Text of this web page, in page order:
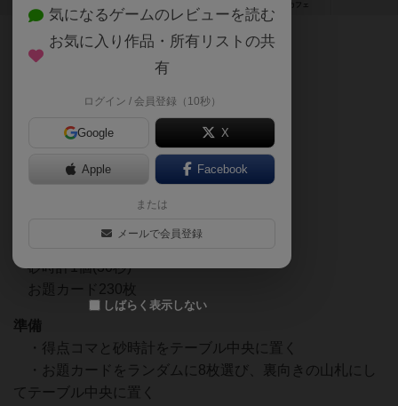
カフェ
136名 0名 0 約3年前
お題をドット絵で表現して当ててもらう
黒いドット180個
砂時計1個(30秒)
お題カード230枚
準備
・得点コマと砂時計をテーブル中央に置く
・お題カードをランダムに8枚選び、裏向きの山札にし
てテーブル中央に置く
気になるゲームのレビューを読む
お気に入り作品・所有リストの共
有
ログイン / 会員登録（10秒）
Google X
Apple Facebook
または
メールで会員登録
しばらく表示しない